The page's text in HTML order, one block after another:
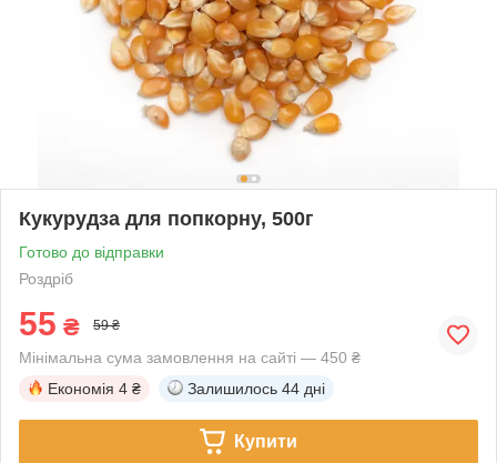
Кукурудза для попкорну, 500г
Готово до відправки
Роздріб
55 ₴ 59 ₴
Мінімальна сума замовлення на сайті — 450 ₴
Економія 4 ₴ Залишилось 44 дні
Купити